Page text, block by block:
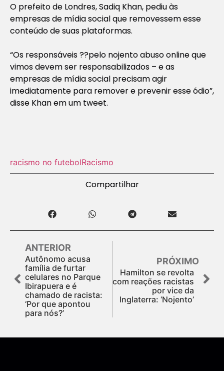
O prefeito de Londres, Sadiq Khan, pediu às
empresas de mídia social que removessem esse
conteúdo de suas plataformas.
“Os responsáveis ??pelo nojento abuso online que
vimos devem ser responsabilizados – e as
empresas de mídia social precisam agir
imediatamente para remover e prevenir esse ódio”,
disse Khan em um tweet.
racismo no futebolRacismo
Compartilhar
ANTERIOR
Autônomo acusa
família de furtar
celulares no Parque
Ibirapuera e é
chamado de racista:
‘Por que apontou
para nós?’
PRÓXIMO
Hamilton se revolta
com reações racistas
por vice da
Inglaterra: ‘Nojento’